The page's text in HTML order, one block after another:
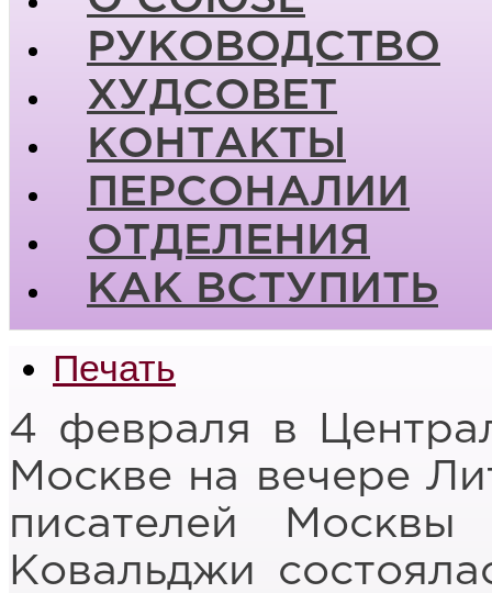
РУКОВОДСТВО
ХУДСОВЕТ
КОНТАКТЫ
ПЕРСОНАЛИИ
ОТДЕЛЕНИЯ
КАК ВСТУПИТЬ
Печать
4 февраля в
Москве на вечере
писателей
Ковальджи